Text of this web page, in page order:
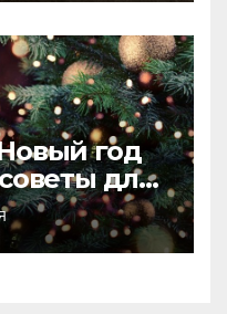
год
для